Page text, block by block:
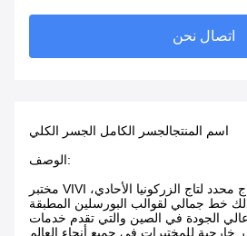
اتصال نحن
اسم المنتجالجسر الكامل الجسر الكلي
الوصف:
مختبر VIVI للأسنان لديه خط إنتاج محدد لتاج الزركونيا الأحادي،
الجودة في الصين والتي تقدم خدمات